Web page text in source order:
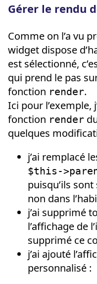
Gérer le rendu
Comme on l’a vu
widget dispose
est sélectionné,
qui prend le pas
fonction render.
Ici pour l’exemple,
fonction render
quelques
j’ai remplacé
$this-
puisqu’ils
non dans
j’ai supprimé
l’affichage de
supprimé ce
j’ai ajouté
personnalisé :